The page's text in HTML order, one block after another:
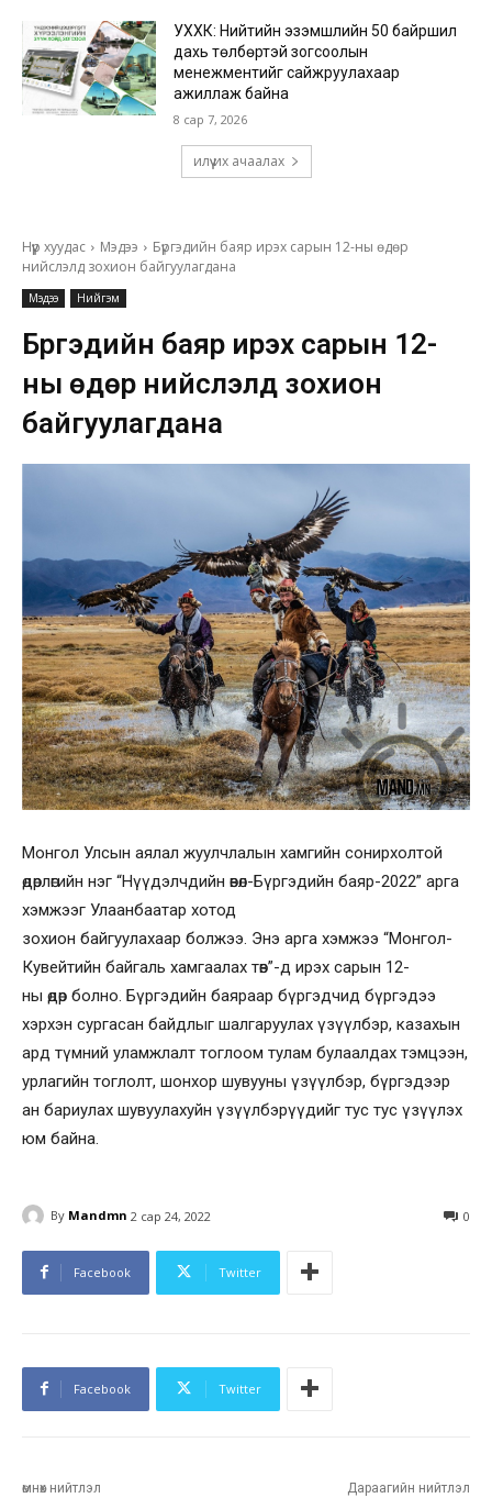
УХХК: Нийтийн эзэмшлийн 50 байршил
дахь төлбөртэй зогсоолын
менежментийг сайжруулахаар
ажиллаж байна
8 сар 7, 2026
илүү их ачаалах